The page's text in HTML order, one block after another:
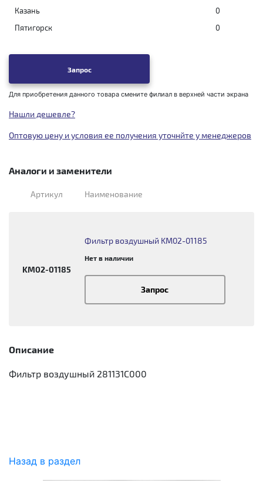
Казань
0
Пятигорск
0
Запрос
Для приобретения данного товара смените филиал в верхней части экрана
Нашли дешевле?
Оптовую цену и условия ее получения уточнйте у менеджеров
Аналоги и заменители
Артикул Наименование
KM02-01185
Фильтр воздушный KM02-01185
Нет в наличии
Запрос
Описание
Фильтр воздушный 281131C000
Назад в раздел